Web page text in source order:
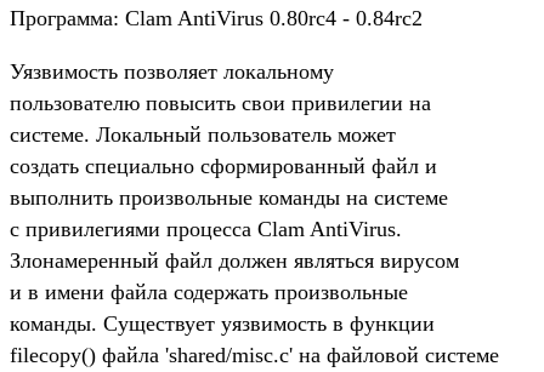
Программа: Clam AntiVirus 0.80rc4 - 0.84rc2
Уязвимость позволяет локальному
пользователю повысить свои привилегии на
системе. Локальный пользователь может
создать специально сформированный файл и
выполнить произвольные команды на системе
с привилегиями процесса Clam AntiVirus.
Злонамеренный файл должен являться вирусом
и в имени файла содержать произвольные
команды. Существует уязвимость в функции
filecopy() файла 'shared/misc.c' на файловой системе